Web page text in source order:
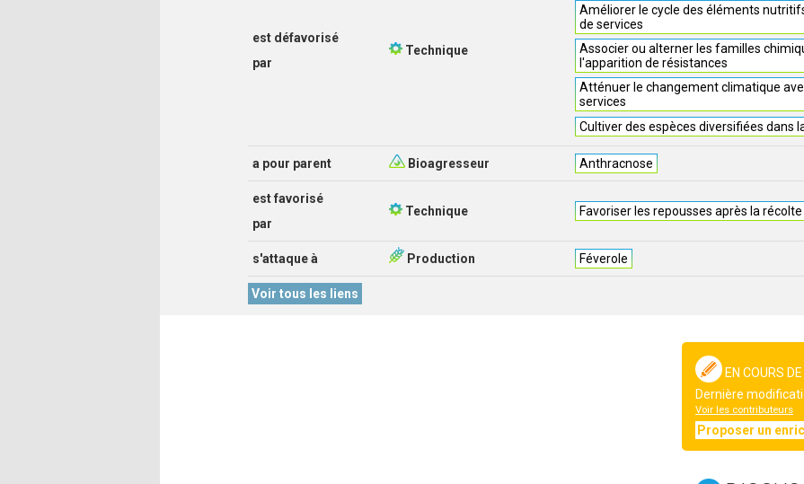
est défavorisé
par
Technique
Améliorer le cycle des éléments
de services
Associer ou alterner les familles
l'apparition de résistances
Atténuer le changement climatique
services
Cultiver des espèces diversifiées dans
a pour parent Bioagresseur Anthracnose
est favorisé
par
Technique Favoriser les repousses après la récolte
s'attaque à Production Féverole
Voir tous les liens
EN COURS
Dernière
Voir les contributeurs
Proposer un